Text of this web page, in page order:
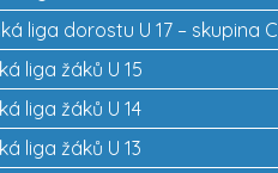
liga dorostu U 17 – skupina C
liga žáků U 15
liga žáků U 14
liga žáků U 13